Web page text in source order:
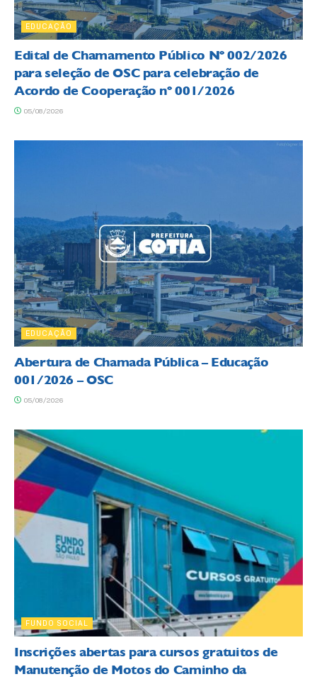
EDUCAÇÃO
Edital de Chamamento Público Nº 002/2026
para seleção de OSC para celebração de
Acordo de Cooperação nº 001/2026
05/08/2026
EDUCAÇÃO
Abertura de Chamada Pública – Educação
001/2026 – OSC
05/08/2026
FUNDO SOCIAL
Inscrições abertas para cursos gratuitos de
Manutenção de Motos do Caminho da